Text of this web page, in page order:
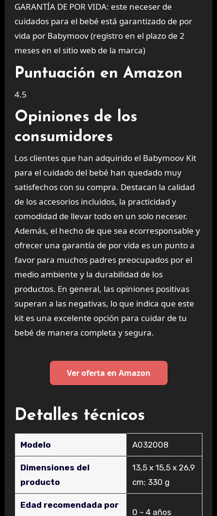
GARANTÍA DE POR VIDA: este neceser de
cuidados para el bebé está garantizado de por
vida por Babymoov (registro en el plazo de 2
meses en el sitio web de la marca)
Puntuación en Amazon
4.5
Opiniones de los
consumidores
Los clientes que han adquirido el Babymoov Kit
para el cuidado del bebé han quedado muy
satisfechos con su compra. Destacan la calidad
de los accesorios incluidos, la practicidad y
comodidad de llevar todo en un solo neceser.
Además, el hecho de que sea ecorresponsable y
ofrecer una garantía de por vida es un punto a
favor para muchos padres preocupados por el
medio ambiente y la durabilidad de los
productos. En general, las opiniones positivas
superan a las negativas, lo que indica que este
kit es una excelente opción para cuidar de tu
bebé de manera completa y segura.
Ver oferta en Amazon
Detalles técnicos
Modelo ‎A032008
Dimensiones del
producto
‎13,5 x 15,5 x 26,9
cm; 330 g
Edad recomendada por
‎0 – 4 años